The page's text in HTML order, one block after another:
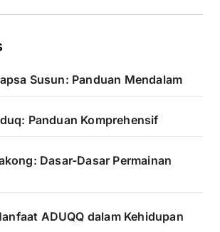
Susun: Panduan Mendalam
Panduan Komprehensif
Dasar-Dasar Permainan
ADUQQ dalam Kehidupan